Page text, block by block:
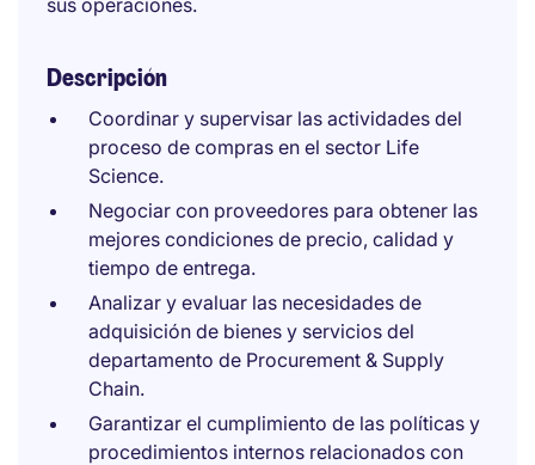
sus operaciones.
Descripción
Coordinar y supervisar las actividades del
proceso de compras en el sector Life
Science.
Negociar con proveedores para obtener las
mejores condiciones de precio, calidad y
tiempo de entrega.
Analizar y evaluar las necesidades de
adquisición de bienes y servicios del
departamento de Procurement & Supply
Chain.
Garantizar el cumplimiento de las políticas y
procedimientos internos relacionados con